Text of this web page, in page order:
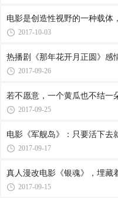
电影是创造性视野的一种载体
2017-10-03
热播剧《那年花开月正圆》感
2017-09-26
若不愿意，一个黄瓜也不结一
2017-09-25
电影《军舰岛》：只要活下去
2017-09-17
真人漫改电影《银魂》，埋藏
2017-09-15